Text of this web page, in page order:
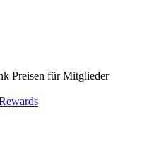
Preisen für Mitglieder